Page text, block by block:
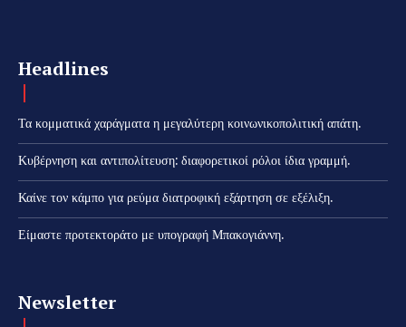
Headlines
Τα κομματικά χαράγματα η μεγαλύτερη κοινωνικοπολιτική απάτη.
Κυβέρνηση και αντιπολίτευση: διαφορετικοί ρόλοι ίδια γραμμή.
Καίνε τον κάμπο για ρεύμα διατροφική εξάρτηση σε εξέλιξη.
Είμαστε προτεκτοράτο με υπογραφή Μπακογιάννη.
Newsletter